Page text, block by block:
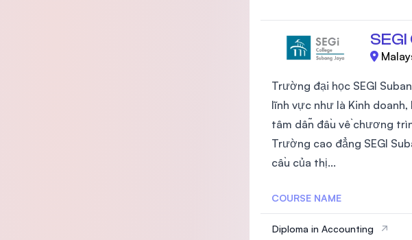
Trường đại học SEGI
lĩnh vực như là Kinh
tâm dẫn đầu về chương
Trường cao đẳng SEGI
cầu của thị...
COURSE NAME
Diploma in Accounting